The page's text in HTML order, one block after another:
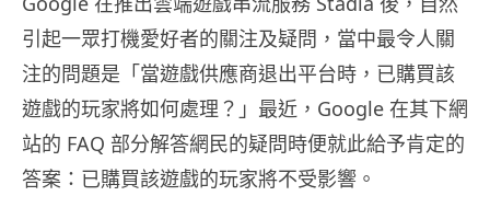
引起一眾打機愛好者的關注及疑問，當中最令人關
注的問題是「當遊戲供應商退出平台時，已購買該
遊戲的玩家將如何處理？」最近，Google 在其下網
站的 FAQ 部分解答網民的疑問時便就此給予肯定的
答案：已購買該遊戲的玩家將不受影響。